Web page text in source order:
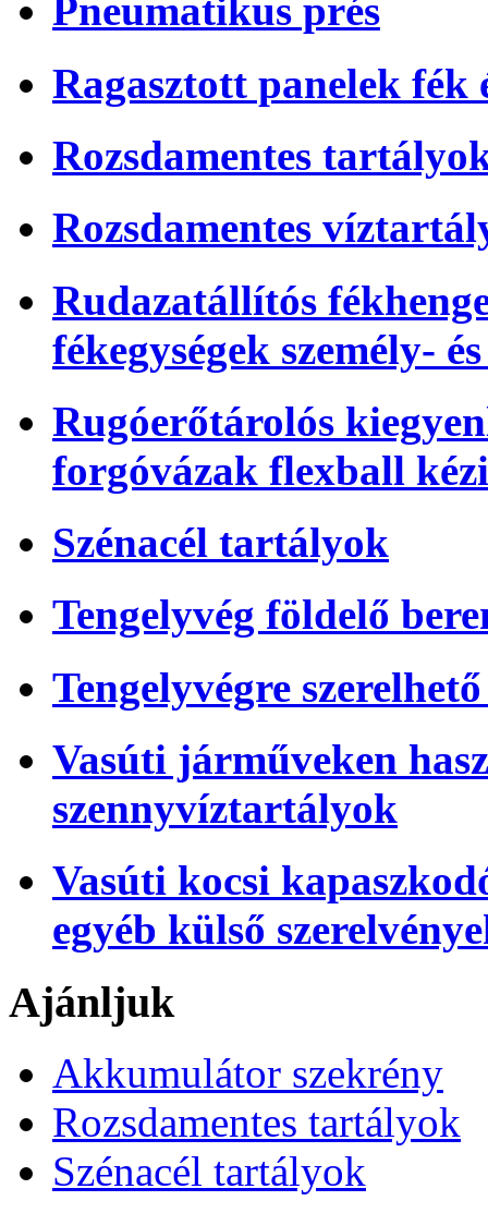
Pneumatikus prés
Ragasztott panelek fék
Rozsdamentes
Rozsdamentes
Rudazatállítós
fékegységek személy-
Rugóerőtárolós
forgóvázak flexball
Szénacél tartályok
Tengelyvég földelő
Tengelyvégre
Vasúti járműveken
szennyvíztartályok
Vasúti kocsi
egyéb külső
Ajánljuk
Akkumulátor szekrény
Rozsdamentes tartályok
Szénacél tartályok